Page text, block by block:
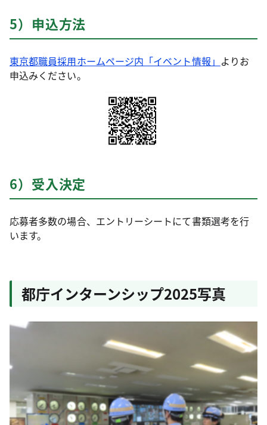
5）申込方法
東京都職員採用ホームページ内「イベント情報」 よりお
申込みください。
6）受入決定
応募者多数の場合、エントリーシートにて書類選考を行
います。
都庁インターンシップ2025写真